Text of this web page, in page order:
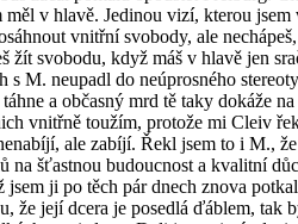
měl v hlavě. Jedinou vizí, kterou
vnitřní svobody, ale
žít svobodu, když máš v hlavě jen
s M. neupadl do neúprosného
táhne a občasný mrd tě taky dokáže
vnitřně toužím, protože mi Cleiv
ale zabíjí. Řekl jsem to i M.,
na šťastnou budoucnost a kvalitní
jsem ji po těch pár dnech znova
že její dcera je posedlá ďáblem, tak